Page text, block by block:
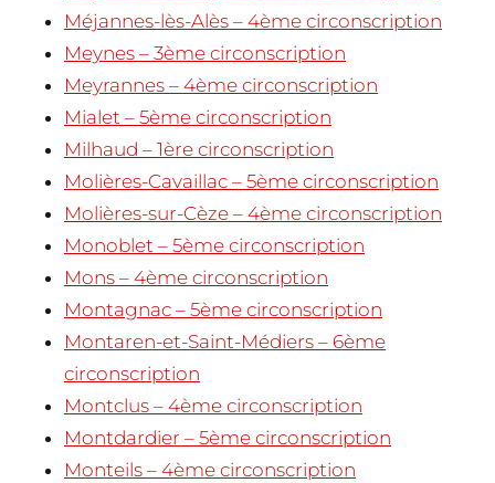
Méjannes-lès-Alès – 4ème circonscription
Meynes – 3ème circonscription
Meyrannes – 4ème circonscription
Mialet – 5ème circonscription
Milhaud – 1ère circonscription
Molières-Cavaillac – 5ème circonscription
Molières-sur-Cèze – 4ème circonscription
Monoblet – 5ème circonscription
Mons – 4ème circonscription
Montagnac – 5ème circonscription
Montaren-et-Saint-Médiers – 6ème
circonscription
Montclus – 4ème circonscription
Montdardier – 5ème circonscription
Monteils – 4ème circonscription